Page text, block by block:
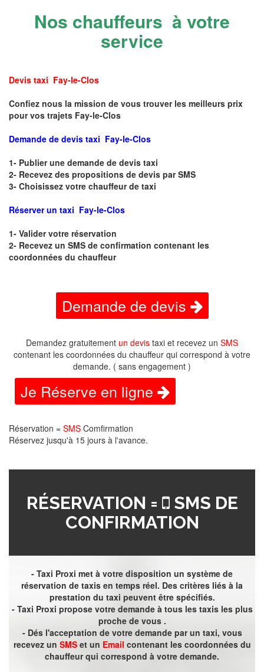
Nos chauffeurs à votre
service
Devis taxi Fay-le-Clos
Confiez nous la mission de vous trouver les meilleurs prix
pour vos trajets Fay-le-Clos
Demande de devis taxi Fay-le-Clos
1- Publier une demande de devis taxi
2- Recevez des propositions de devis par SMS
3- Choisissez votre chauffeur de taxi
Réserver un taxi Fay-le-Clos
1- Valider votre réservation
2- Recevez un SMS de confirmation contenant les
coordonnées du chauffeur
Demande de devis
Demandez gratuitement un devis taxi et recevez un SMS
contenant les coordonnées du chauffeur qui correspond à votre
demande. ( sans engagement )
Je Réserve en ligne
Réservation = SMS Comfirmation
Réservez jusqu'à 15 jours à l'avance.
RÉSERVATION =
SMS DE
CONFIRMATION
- Taxi Proxi met à votre disposition un système de
réservation de taxis en temps réel. Des critères liés à la
prestation du taxi peuvent être spécifiés.
- Taxi Proxi propose votre demande à tous les taxis les plus
proche de vous .
- Dés l'acceptation de votre demande par un taxi, vous
recevez un SMSet un Email contenant les coordonnées du
chauffeur qui correspond à votre demande.